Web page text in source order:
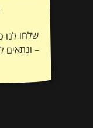
שלחו לנו